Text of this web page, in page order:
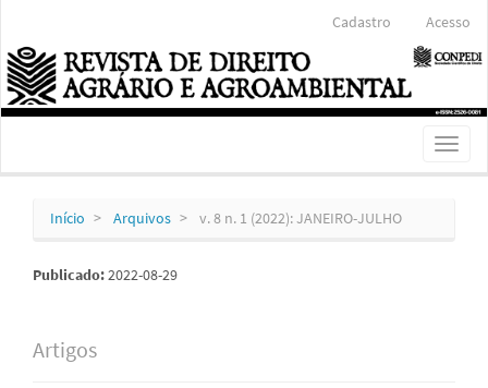
Conteúdo
principal
Barra
Lateral
Cadastro Acesso
Toggle
Início Arquivos v. 8 n. 1 (2022): JANEIRO-JULHO
Publicado:2022-08-29
Artigos